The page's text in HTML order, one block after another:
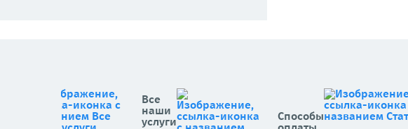
Все
наши
услуги
Способы